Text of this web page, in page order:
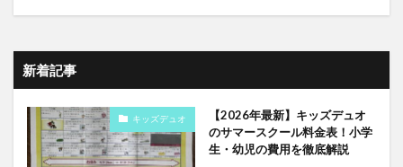
新着記事
キッズデュオ
【2026年最新】キッズデュオ
のサマースクール料金表！小学
生・幼児の費用を徹底解説